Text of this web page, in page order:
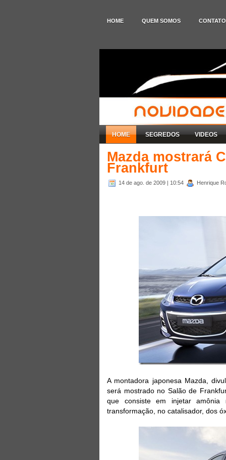
HOME QUEM SOMOS CONTATO
HOME SEGREDOS VIDEOS
Mazda mostrará
Frankfurt
14 de ago. de 2009 | 10:54 Henrique
A montadora japonesa Mazda,
será mostrado no Salão de
que consiste em injetar
transformação, no catalisador, dos